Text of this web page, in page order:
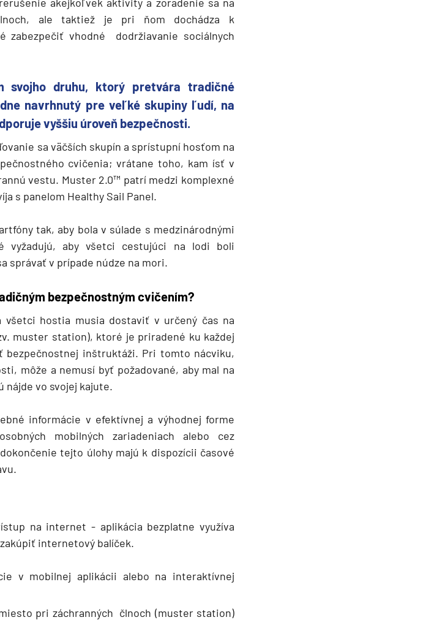
ale taktiež je pri ňom dochádza k
zabezpečiť vhodné dodržiavanie sociálnych
svojho druhu, ktorý pretvára tradičné
navrhnutý pre veľké skupiny ľudí, na
vyššiu úroveň bezpečnosti.
sa väčších skupín a sprístupní hosťom na
cvičenia; vrátane toho, kam ísť v
vestu. Muster 2.0™ patrí medzi komplexné
s panelom Healthy Sail Panel.
tak, aby bola v súlade s medzinárodnými
vyžadujú, aby všetci cestujúci na lodi boli
správať v prípade núdze na mori.
bezpečnostným cvičením?
hostia musia dostaviť v určený čas na
muster station), ktoré je priradené ku každej
inštruktáži. Pri tomto nácviku,
môže a nemusí byť požadované, aby mal na
nájde vo svojej kajute.
informácie v efektívnej a výhodnej forme
mobilných zariadeniach alebo cez
tejto úlohy majú k dispozícii časové
na internet - aplikácia bezplatne využíva
internetový balíček.
v mobilnej aplikácii alebo na interaktívnej
pri záchranných člnoch (muster station)